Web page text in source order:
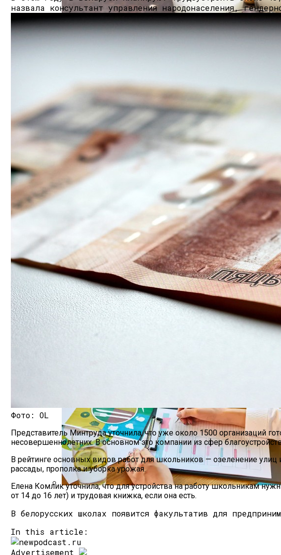
Life:) Расширил Сеть 4G По Всей Стране
Белорусы Накопили В Альфа-Банке 900 Тыс. Бонусов.
Как Грамотно Начать Карьеру Молодым Специалистам
Какие Навыки Станут Ключевыми Через 10 Лет И Как
Hyundai Santa Fe: Мощное Сочетание Традиций И
Какие Кредиты Дают В Беларуси На Китайские
Шипы Или Липучка? Что Выбрать В Условиях
Безлактозное Молоко — Обычное Молоко Или Хорошая
7 Домашних Методов Для Улучшения Памяти И
Как Мы Худеем: 8 Этапов Похудения У Мужчин И Женщин
назвала консультант управления народонаселения,
Фото: OL
Представитель Минтруда уточнила, что уже около 1500 организаций
несовершеннолетних. В основном это компании из сфер
В рейтинге основных видов работ для школьников — озеленение
рассады, прополка и уборка урожая.
Елена Комлик уточнила, что для устройства на работу школьникам
от 14 до 16 лет) и трудовая книжка, если она есть.
В белорусских школах появится факультатив для
In this article:
Advertisement